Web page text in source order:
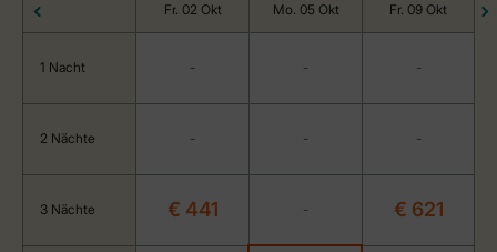
Fr. 02 Okt Mo. 05 Okt Fr. 09 Okt
1 Nacht - - -
2 Nächte - - -
3 Nächte € 441 - € 621